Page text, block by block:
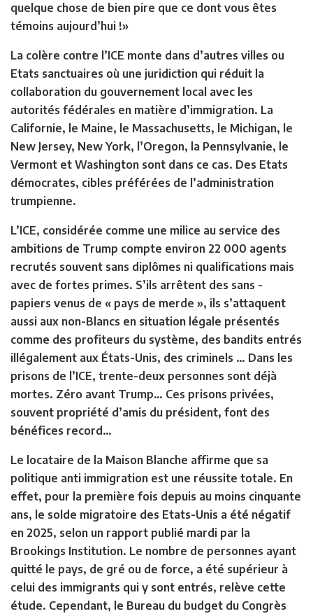
quelque chose de bien pire que ce dont vous êtes
témoins aujourd’hui !»
La colère contre l’ICE monte dans d’autres villes ou
Etats sanctuaires où une juridiction qui réduit la
collaboration du gouvernement local avec les
autorités fédérales en matière d’immigration. La
Californie, le Maine, le Massachusetts, le Michigan, le
New Jersey, New York, l’Oregon, la Pennsylvanie, le
Vermont et Washington sont dans ce cas. Des Etats
démocrates, cibles préférées de l’administration
trumpienne.
L’ICE, considérée comme une milice au service des
ambitions de Trump compte environ 22 000 agents
recrutés souvent sans diplômes ni qualifications mais
avec de fortes primes. S’ils arrêtent des sans -
papiers venus de « pays de merde », ils s’attaquent
aussi aux non-Blancs en situation légale présentés
comme des profiteurs du système, des bandits entrés
illégalement aux États-Unis, des criminels … Dans les
prisons de l’ICE, trente-deux personnes sont déjà
mortes. Zéro avant Trump… Ces prisons privées,
souvent propriété d’amis du président, font des
bénéfices record…
Le locataire de la Maison Blanche affirme que sa
politique anti immigration est une réussite totale. En
effet, pour la première fois depuis au moins cinquante
ans, le solde migratoire des Etats-Unis a été négatif
en 2025, selon un rapport publié mardi par la
Brookings Institution. Le nombre de personnes ayant
quitté le pays, de gré ou de force, a été supérieur à
celui des immigrants qui y sont entrés, relève cette
étude. Cependant, le Bureau du budget du Congrès